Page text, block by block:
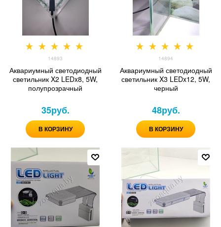
14893
Аквариумный светодиодный
светильник X2 LEDx8, 5W,
полупрозрачный
35руб.
В КОРЗИНУ
14894
Аквариумный светодиодный
светильник X3 LEDx12, 5W,
черный
48руб.
В КОРЗИНУ